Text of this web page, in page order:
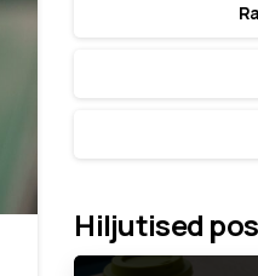
Hiljutised